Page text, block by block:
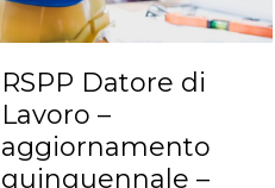
RSPP Datore di
Lavoro –
aggiornamento
quinquennale –